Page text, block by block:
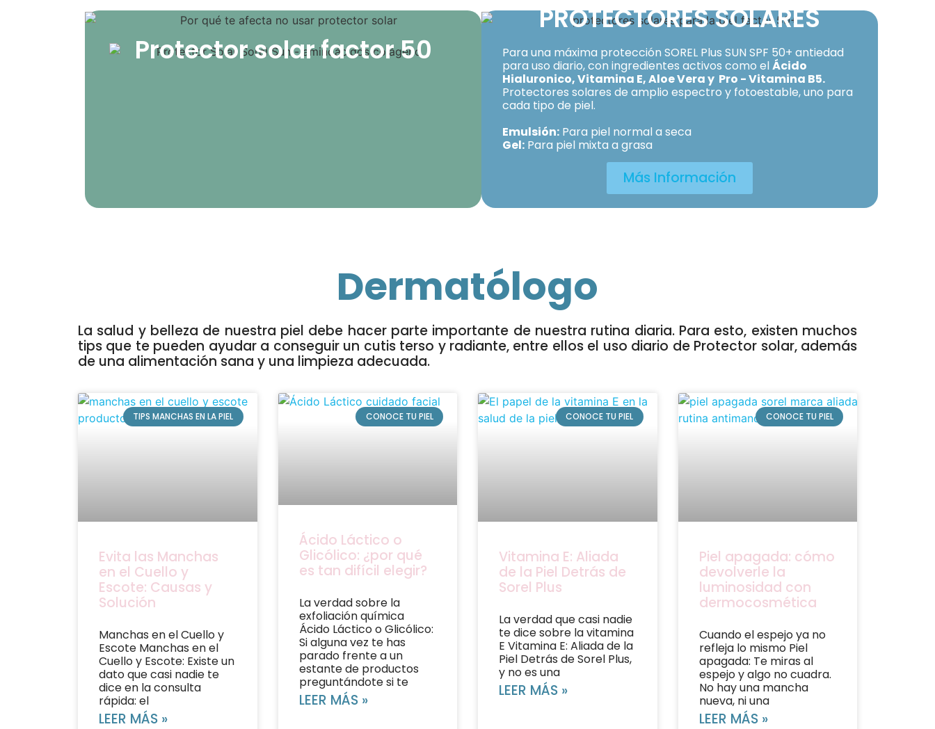
Protector solar factor 50
PROTECTORES SOLARES
Para una máxima protección SOREL Plus SUN SPF 50+ antiedad
para uso diario, con ingredientes activos como elÁcido
Hialuronico, Vitamina E, Aloe Vera y Pro - Vitamina B5.
Protectores solares de amplio espectro y fotoestable, uno para
cada tipo de piel.
Emulsión: Para piel normal a seca
Gel: Para piel mixta a grasa
Más Información
Dermatólogo
La salud y belleza de nuestra piel debe hacer parte importante de nuestra rutina diaria. Para esto, existen muchos
tips que te pueden ayudar a conseguir un cutis terso y radiante, entre ellos el uso diario de Protector solar, además
de una alimentación sana y una limpieza adecuada.
TIPS MANCHAS EN LA PIEL
Evita las Manchas
en el Cuello y
Escote: Causas y
Solución
Manchas en el Cuello y
Escote Manchas en el
Cuello y Escote: Existe un
dato que casi nadie te
dice en la consulta
rápida: el
LEER MÁS »
CONOCE TU PIEL
Ácido Láctico o
Glicólico: ¿por qué
es tan difícil elegir?
La verdad sobre la
exfoliación química
Ácido Láctico o Glicólico:
Si alguna vez te has
parado frente a un
estante de productos
preguntándote si te
LEER MÁS »
CONOCE TU PIEL
Vitamina E: Aliada
de la Piel Detrás de
Sorel Plus
La verdad que casi nadie
te dice sobre la vitamina
E Vitamina E: Aliada de la
Piel Detrás de Sorel Plus,
y no es una
LEER MÁS »
CONOCE TU PIEL
Piel apagada: cómo
devolverle la
luminosidad con
dermocosmética
Cuando el espejo ya no
refleja lo mismo Piel
apagada: Te miras al
espejo y algo no cuadra.
No hay una mancha
nueva, ni una
LEER MÁS »